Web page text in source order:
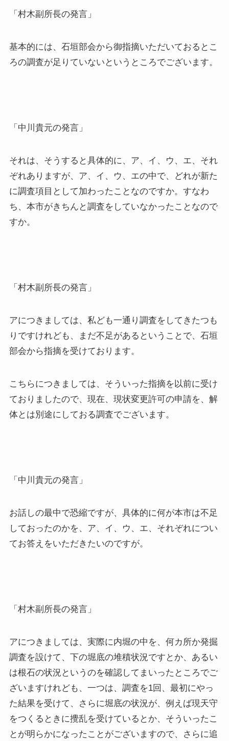
「村木副所長の発言」
基本的には、石垣部会から御指摘いただいておるとこ
ろの調査が足りていないというところでございます。
「中川貴元の発言」
それは、そうすると具体的に、ア、イ、ウ、エ、それ
ぞれありますが、ア、イ、ウ、エの中で、どれが新た
に調査項目として加わったことなのですか。すなわ
ち、本市がきちんと調査をしていなかったことなので
すか。
「村木副所長の発言」
アにつきましては、私ども一通り調査をしてきたつも
りですけれども、まだ不足があるということで、石垣
部会から指摘を受けております。
こちらにつきましては、そういった指摘を以前に受け
ておりましたので、現在、現状変更許可の申請を、解
体とは別途にしておる調査でございます。
「中川貴元の発言」
お話しの最中で恐縮ですが、具体的に何が本市は不足
しておったのかを、ア、イ、ウ、エ、それぞれについ
てお答えをいただきたいのですが。
「村木副所長の発言」
アにつきましては、実際に内堀の中を、何カ所か発掘
調査を設けて、下の堀底の堆積状況ですとか、あるい
は根石の状況というのを確認してまいったところでご
ざいますけれども、一つは、調査を1回、最初にやっ
た結果を受けて、さらに堀底の状況が、例えば現天守
をつくるときに攪乱を受けているとか、そういったこ
とが明らかになったことがございますので、さらに追